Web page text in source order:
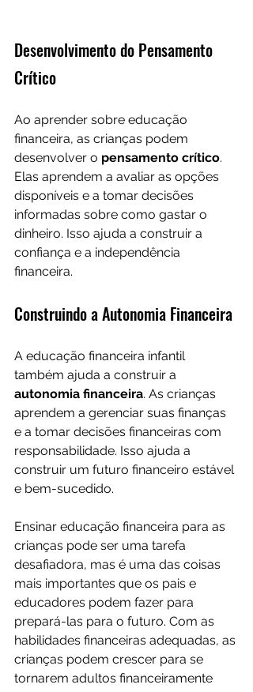
Desenvolvimento do Pensamento
Crítico
Ao aprender sobre educação
financeira, as crianças podem
desenvolver o pensamento crítico.
Elas aprendem a avaliar as opções
disponíveis e a tomar decisões
informadas sobre como gastar o
dinheiro. Isso ajuda a construir a
confiança e a independência
financeira.
Construindo a Autonomia Financeira
A educação financeira infantil
também ajuda a construir a
autonomia financeira. As crianças
aprendem a gerenciar suas finanças
e a tomar decisões financeiras com
responsabilidade. Isso ajuda a
construir um futuro financeiro estável
e bem-sucedido.
Ensinar educação financeira para as
crianças pode ser uma tarefa
desafiadora, mas é uma das coisas
mais importantes que os pais e
educadores podem fazer para
prepará-las para o futuro. Com as
habilidades financeiras adequadas, as
crianças podem crescer para se
tornarem adultos financeiramente